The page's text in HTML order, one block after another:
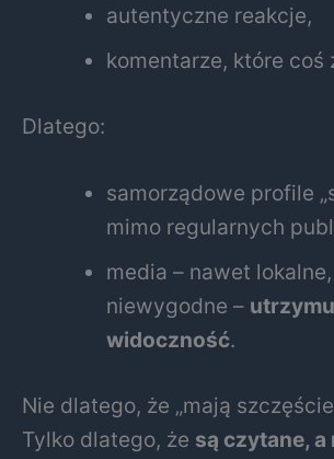
autentyczne reakcje,
komentarze, które coś
Dlatego:
samorządowe profile
mimo regularnych
media – nawet
niewygodne –
widoczność.
Nie dlatego, że „mają
Tylko dlatego, że są czytane, a